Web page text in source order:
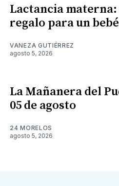
Lactancia
regalo para un bebé
VANEZA GUTIÉRREZ
agosto 5, 2026
La Mañanera del
05 de agosto
24 MORELOS
agosto 5, 2026